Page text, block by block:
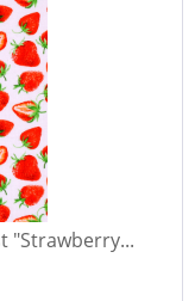
"Strawberry...